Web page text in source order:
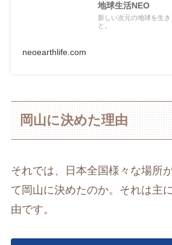
地球生活NEO
新しい次元の地球を生
と。
neoearthlife.com
岡山に決めた理由
それでは、日本全国様々な場所
て岡山に決めたのか。それは主
由です。